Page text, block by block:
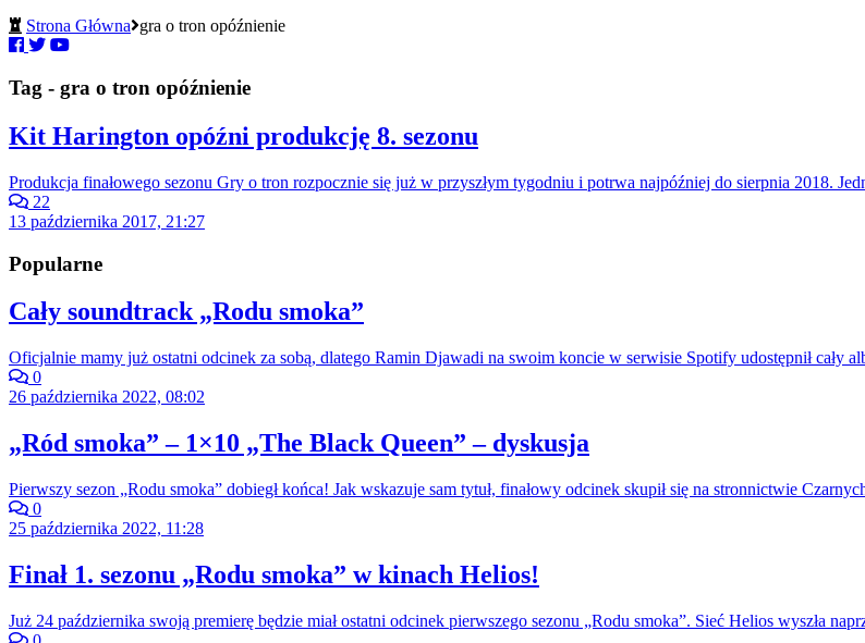
Strona Główna gra o tron opóźnienie
Tag - gra o tron opóźnienie
Kit Harington opóźni produkcję 8. sezonu
Produkcja finałowego sezonu Gry o tron rozpocznie się już w przyszłym tygodniu i potrwa najpóźniej do sierpnia 2018.
22
13 października 2017, 21:27
Popularne
Cały soundtrack „Rodu smoka”
Oficjalnie mamy już ostatni odcinek za sobą, dlatego Ramin Djawadi na swoim koncie w serwisie Spotify udostępnił cały
0
26 października 2022, 08:02
„Ród smoka” – 1×10 „The Black Queen” – dyskusja
Pierwszy sezon „Rodu smoka” dobiegł końca! Jak wskazuje sam tytuł, finałowy odcinek skupił się na stronnictwie
0
25 października 2022, 11:28
Finał 1. sezonu „Rodu smoka” w kinach Helios!
Już 24 października swoją premierę będzie miał ostatni odcinek pierwszego sezonu „Rodu smoka”. Sieć Helios wyszła